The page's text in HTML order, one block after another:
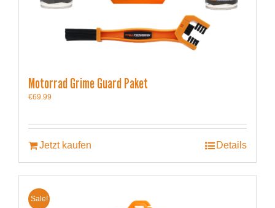
Motorrad Grime Guard Paket
€69.99
Jetzt kaufen Details
Sale!